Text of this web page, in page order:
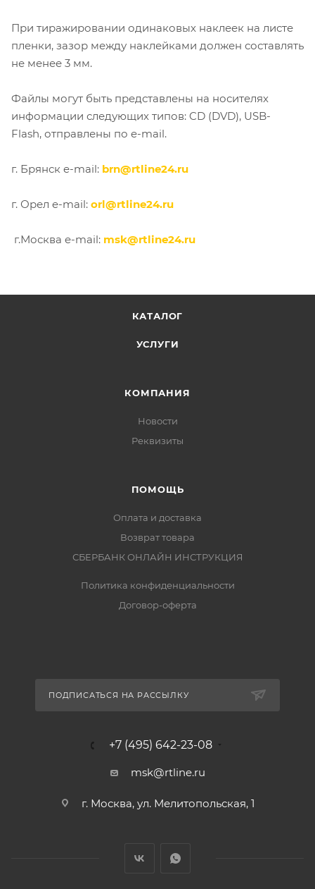
При тиражировании одинаковых наклеек на листе
пленки, зазор между наклейками должен составлять
не менее 3 мм.
Файлы могут быть представлены на носителях
информации следующих типов: CD (DVD), USB-
Flash, отправлены по e-mail.
г. Брянск e-mail: brn@rtline24.ru
г. Орел e-mail: orl@rtline24.ru
г.Москва e-mail: msk@rtline24.ru
КАТАЛОГ
УСЛУГИ
КОМПАНИЯ
Новости
Реквизиты
ПОМОЩЬ
Оплата и доставка
Возврат товара
СБЕРБАНК ОНЛАЙН ИНСТРУКЦИЯ
Политика конфиденциальности
Договор-оферта
ПОДПИСАТЬСЯ НА РАССЫЛКУ
+7 (495) 642-23-08
msk@rtline.ru
г. Москва, ул. Мелитопольская, 1